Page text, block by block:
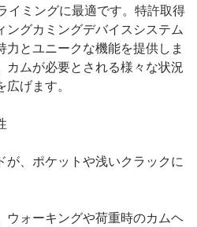
イミングに最適です。特許取得
ングカミングデバイスシステム
とユニークな機能を提供しま
カムが必要とされる様々な状況
げます。
が、ポケットや浅いクラックに
ウォーキングや荷重時のカムヘ